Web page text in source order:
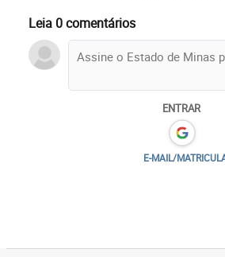
Leia 0 comentários
ENTRAR
E-MAIL/